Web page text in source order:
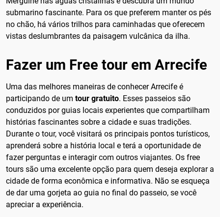
submarino fascinante. Para os que preferem manter os pés
no chão, há vários trilhos para caminhadas que oferecem
vistas deslumbrantes da paisagem vulcânica da ilha.
Fazer um Free tour em Arrecife
Uma das melhores maneiras de conhecer Arrecife é
participando de um tour gratuito. Esses passeios são
conduzidos por guias locais experientes que compartilham
histórias fascinantes sobre a cidade e suas tradições.
Durante o tour, você visitará os principais pontos turísticos,
aprenderá sobre a história local e terá a oportunidade de
fazer perguntas e interagir com outros viajantes. Os free
tours são uma excelente opção para quem deseja explorar a
cidade de forma econômica e informativa. Não se esqueça
de dar uma gorjeta ao guia no final do passeio, se você
apreciar a experiência.